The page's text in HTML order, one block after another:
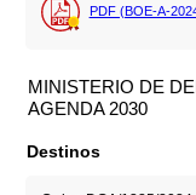
PDF (BOE-A-
MINISTERIO DE
AGENDA 2030
Destinos